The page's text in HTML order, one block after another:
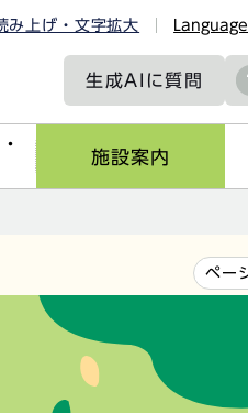
み上げ・文字拡大 Language
生成AIに質問
施設案内
ペー